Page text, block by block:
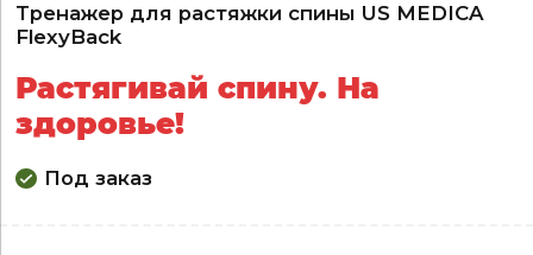
Тренажер для растяжки спины US MEDICA
FlexyBack
Растягивай спину. На
здоровье!
Под заказ